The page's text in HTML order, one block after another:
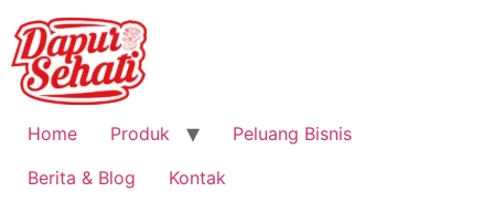
Home Produk
Peluang Bisnis
Berita & Blog
Kontak